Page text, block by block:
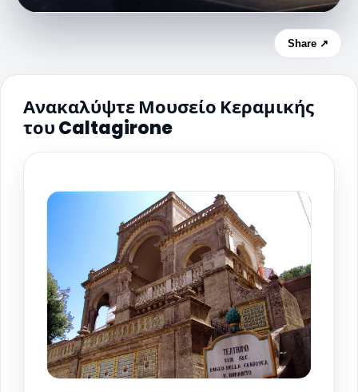
Share ↗
Ανακαλύψτε Μουσείο Κεραμικής
του Caltagirone